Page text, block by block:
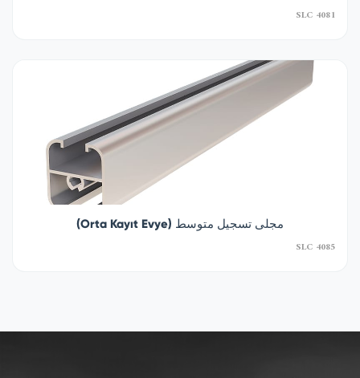
SLC 4081
مجلى تسجيل متوسط (Orta Kayıt Evye)
SLC 4085